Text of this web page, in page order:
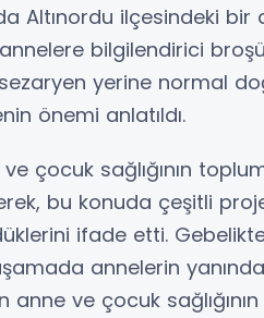
Altınordu ilçesindeki bir
bilgilendirici
yerine normal
önemi anlatıldı.
çocuk sağlığının
bu konuda çeşitli
ifade etti.
annelerin yanında
anne ve çocuk